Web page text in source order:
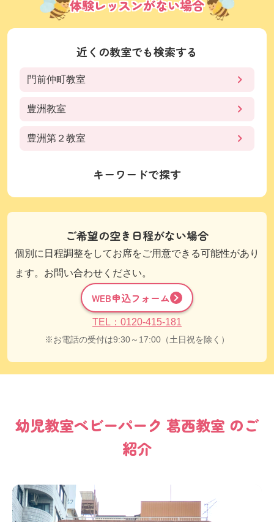
体験レッスンがない場合
近くの教室でも検索する
門前仲町教室
豊洲教室
豊洲第２教室
キーワードで探す
ご希望の空き日程がない場合
個別に日程調整をしてお席をご用意できる可能性があり
ます。お問い合わせください。
WEB申込フォーム
TEL：0120-415-181
お電話の受付は9:30～17:00（土日祝を除く）
幼児教室ベビーパーク 葛西教室 のご
紹介